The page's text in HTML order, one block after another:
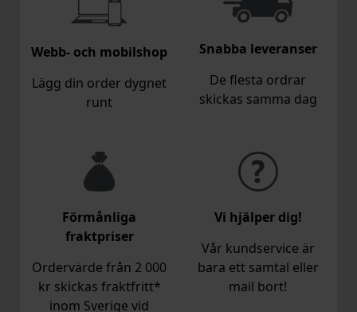
Webb- och mobilshop
Lägg din order dygnet
runt
Snabba leveranser
De flesta ordrar
skickas samma dag
Förmånliga
fraktpriser
Ordervärde från 2 000
kr skickas fraktfritt*
inom Sverige vid
Vi hjälper dig!
Vår kundservice är
bara ett samtal eller
mail bort!